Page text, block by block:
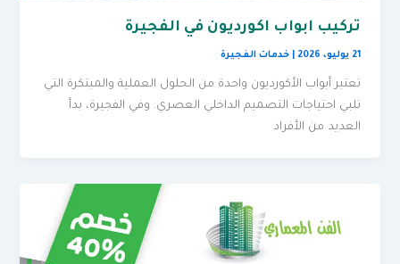
تركيب ابواب اكورديون في الفجيرة
21 يوليو، 2026 |خدمات الفجيرة
تعتبر أبواب الأكورديون واحدة من الحلول العملية والمبتكرة التي
تلبي احتياجات التصميم الداخلي العصري. وفي الفجيرة، بدأ
العديد من الأفراد